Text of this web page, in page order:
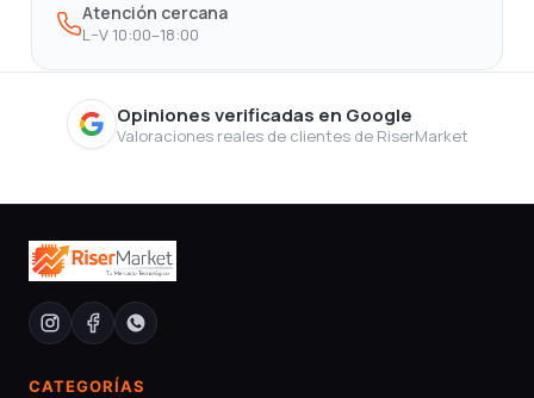
Atención cercana
L–V 10:00–18:00
Opiniones verificadas en Google
Valoraciones reales de clientes de RiserMarket
CATEGORÍAS